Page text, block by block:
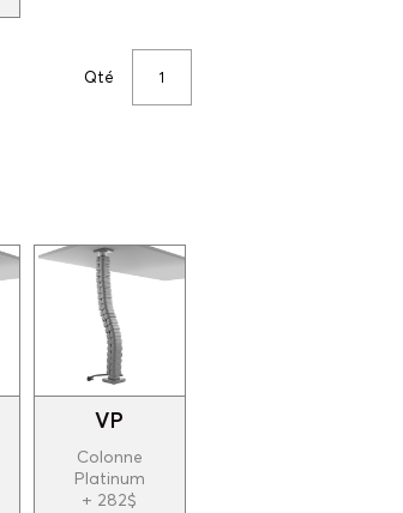
Qté
VP
Colonne
Platinum
+ 282$